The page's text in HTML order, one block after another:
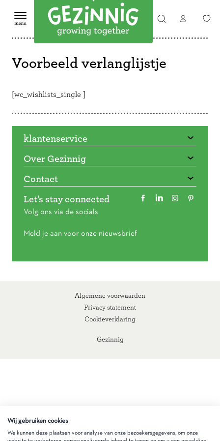
Voorbeeld verlanglijstje
[wc_wishlists_single ]
klantenservice
Over Gezinnig
Contact
Let’s stay connected
Volg ons via de socials
Meld je aan voor onze nieuwsbrief
Gezinnig
Algemene voorwaarden
Privacy statement
Cookieverklaring
Wij gebruiken cookies
We kunnen deze plaatsen voor analyse van onze bezoekersgegevens, om onze